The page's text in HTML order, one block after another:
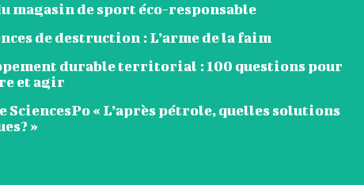
magasin de sport éco-responsable
de destruction : L’arme de la faim
durable territorial : 100 questions pour
et agir
SciencesPo « L’après pétrole, quelles solutions
»